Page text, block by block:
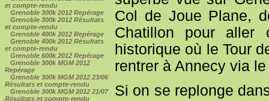
et compte-rendu
Grenoble 300k 2012 Repérage
Grenoble 300k 2012 Résultats
et compte-rendu
Grenoble 400k 2012 Repérage
Grenoble 400k 2012 Résultats
et compte-rendu
Grenoble 600k 2012 Repérage
Grenoble 300k MGM 2012
Repérage
Grenoble 300k MGM 2012 23/06
Résultats et compte-rendu
Grenoble 300k MGM 2012 21/07
Résultats et compte-rendu
Col de Joue Plane,
Chatillon pour aller
historique où le Tour
rentrer à Annecy via
Si on se replonge